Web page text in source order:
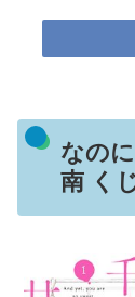
なの
南 く